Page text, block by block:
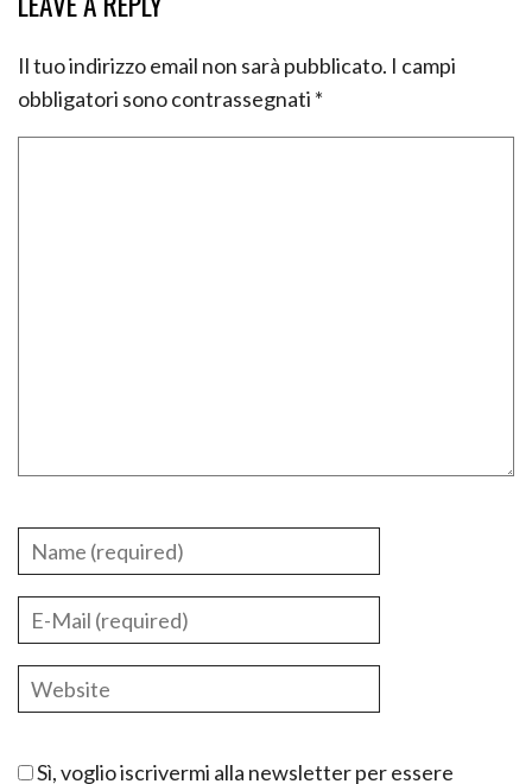
Il tuo indirizzo email non sarà pubblicato. I campi
obbligatori sono contrassegnati *
Sì, voglio iscrivermi alla newsletter per essere